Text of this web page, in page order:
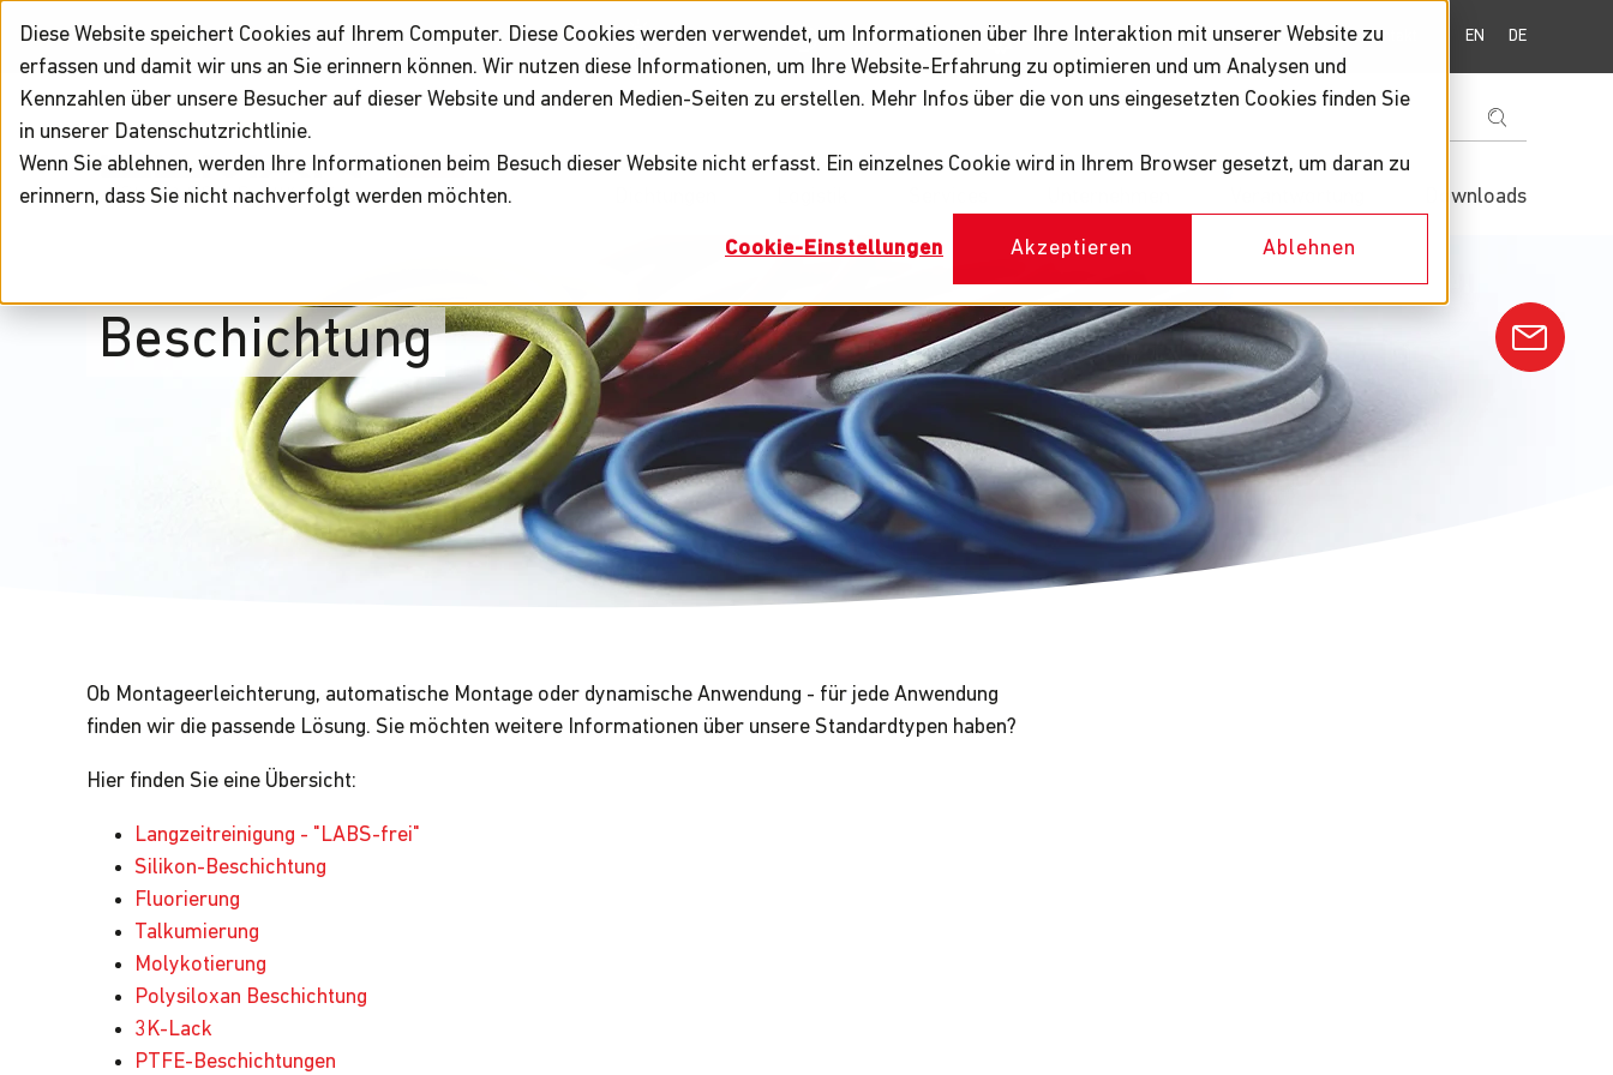
Diese Website speichert Cookies auf Ihrem Computer. Diese Cookies werden verwendet, um Informationen über Ihre Interaktion mit unserer Website zu
erfassen und damit wir uns an Sie erinnern können. Wir nutzen diese Informationen, um Ihre Website-Erfahrung zu optimieren und um Analysen und
Kennzahlen über unsere Besucher auf dieser Website und anderen Medien-Seiten zu erstellen. Mehr Infos über die von uns eingesetzten Cookies finden Sie
in unserer Datenschutzrichtlinie.
Wenn Sie ablehnen, werden Ihre Informationen beim Besuch dieser Website nicht erfasst. Ein einzelnes Cookie wird in Ihrem Browser gesetzt, um daran zu
erinnern, dass Sie nicht nachverfolgt werden möchten.
Cookie-Einstellungen Akzeptieren Ablehnen
Innovation Zuverlässigkeit Qualität News Kontakt EN DE
Downloads
Beschichtung
Ob Montageerleichterung, automatische Montage oder dynamische Anwendung - für jede Anwendung
finden wir die passende Lösung. Sie möchten weitere Informationen über unsere Standardtypen haben?
Hier finden Sie eine Übersicht:
Langzeitreinigung - "LABS-frei"
Silikon-Beschichtung
Fluorierung
Talkumierung
Molykotierung
Polysiloxan Beschichtung
3K-Lack
PTFE-Beschichtungen